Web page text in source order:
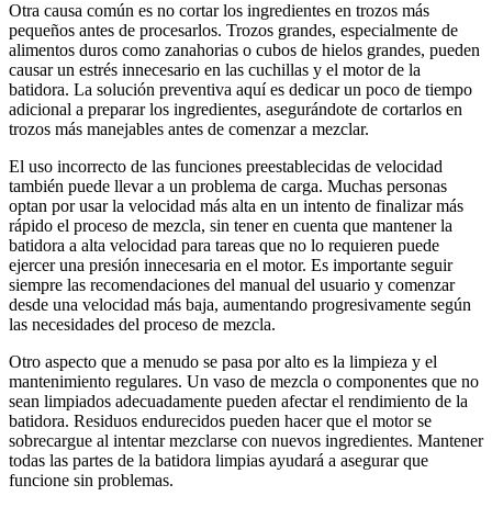
Otra causa común es no cortar los ingredientes en trozos más
pequeños antes de procesarlos. Trozos grandes, especialmente de
alimentos duros como zanahorias o cubos de hielos grandes, pueden
causar un estrés innecesario en las cuchillas y el motor de la
batidora. La solución preventiva aquí es dedicar un poco de tiempo
adicional a preparar los ingredientes, asegurándote de cortarlos en
trozos más manejables antes de comenzar a mezclar.
El uso incorrecto de las funciones preestablecidas de velocidad
también puede llevar a un problema de carga. Muchas personas
optan por usar la velocidad más alta en un intento de finalizar más
rápido el proceso de mezcla, sin tener en cuenta que mantener la
batidora a alta velocidad para tareas que no lo requieren puede
ejercer una presión innecesaria en el motor. Es importante seguir
siempre las recomendaciones del manual del usuario y comenzar
desde una velocidad más baja, aumentando progresivamente según
las necesidades del proceso de mezcla.
Otro aspecto que a menudo se pasa por alto es la limpieza y el
mantenimiento regulares. Un vaso de mezcla o componentes que no
sean limpiados adecuadamente pueden afectar el rendimiento de la
batidora. Residuos endurecidos pueden hacer que el motor se
sobrecargue al intentar mezclarse con nuevos ingredientes. Mantener
todas las partes de la batidora limpias ayudará a asegurar que
funcione sin problemas.